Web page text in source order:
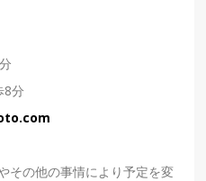
8分
その他の事情により予定を変